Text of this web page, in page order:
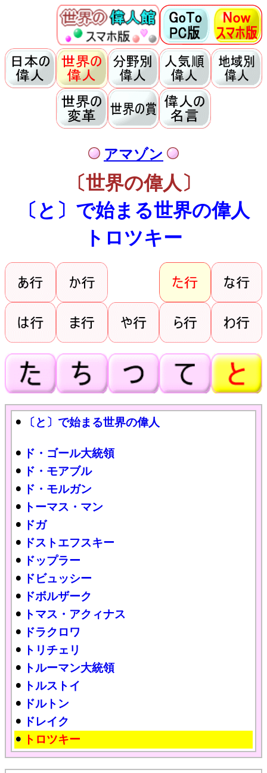
アマゾン
〔世界の偉人〕
〔と〕で始まる世界の偉人
トロツキー
〔と〕で始まる世界の偉人
ド・ゴール大統領
ド・モアブル
ド・モルガン
トーマス・マン
ドガ
ドストエフスキー
ドップラー
ドビュッシー
ドボルザーク
トマス・アクィナス
ドラクロワ
トリチェリ
トルーマン大統領
トルストイ
ドルトン
ドレイク
トロツキー